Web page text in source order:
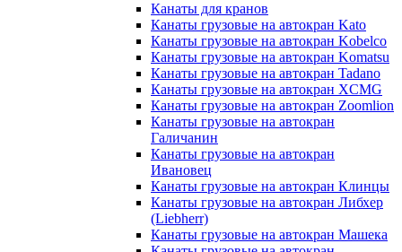
Канаты для кранов
Канаты грузовые на автокран Kato
Канаты грузовые на автокран Kobelco
Канаты грузовые на автокран Komatsu
Канаты грузовые на автокран Tadano
Канаты грузовые на автокран XCMG
Канаты грузовые на автокран Zoomlion
Канаты грузовые на автокран
Галичанин
Канаты грузовые на автокран
Ивановец
Канаты грузовые на автокран Клинцы
Канаты грузовые на автокран Либхер
(Liebherr)
Канаты грузовые на автокран Машека